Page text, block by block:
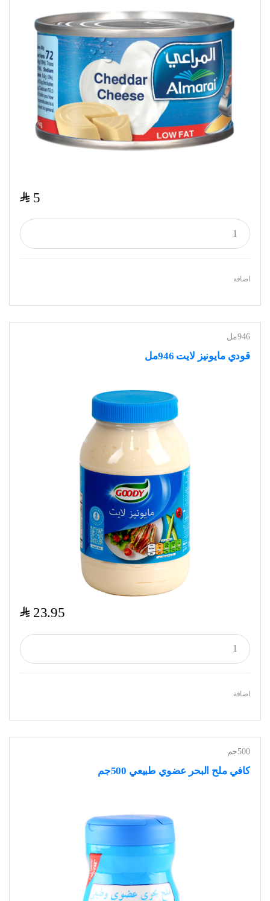
5
$
اضافة
946مل
قودي مايونيز لايت 946مل
23.95
$
اضافة
500جم
كافي ملح البحر عضوي طبيعي 500جم